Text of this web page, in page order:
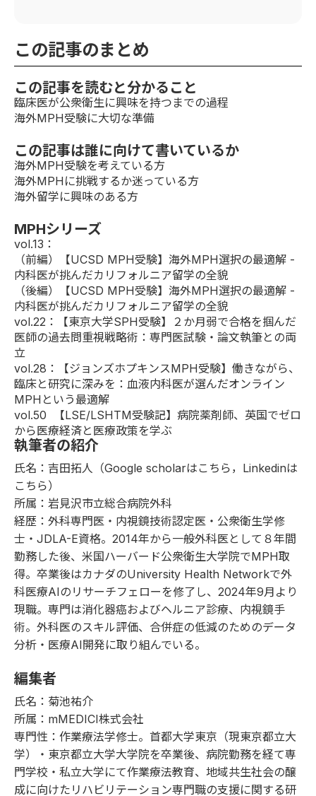
この記事のまとめ
この記事を読むと分かること
臨床医が公衆衛生に興味を持つまでの過程
海外MPH受験に大切な準備
この記事は誰に向けて書いているか
海外MPH受験を考えている方
海外MPHに挑戦するか迷っている方
海外留学に興味のある方
MPHシリーズ
vol.13：
（前編）
【UCSD MPH受験】海外MPH選択の最適解 -
内科医が挑んだカリフォルニア留学の全貌
（後編）
【UCSD MPH受験】海外MPH選択の最適解 -
内科医が挑んだカリフォルニア留学の全貌
vol.22 ：【東京大学SPH受験】２か月弱で合格を掴んだ
医師の過去問重視戦略術：専門医試験・論文執筆との両
立
vol.28 ：【ジョンズホプキンスMPH受験】働きながら、
臨床と研究に深みを：血液内科医が選んだオンライン
MPHという最適解
vol.50 【LSE/LSHTM受験記】病院薬剤師、英国でゼロ
から医療経済と医療政策を学ぶ
執筆者の紹介
氏名：吉田拓人（Google scholarは こちら ，Linkedinは
こちら）
所属：岩見沢市立総合病院外科
経歴：外科専門医・内視鏡技術認定医・公衆衛生学修
士・JDLA-E資格。2014年から一般外科医として８年間
勤務した後、米国ハーバード公衆衛生大学院でMPH取
得。卒業後はカナダのUniversity Health Networkで外
科医療AIのリサーチフェローを修了し、2024年9月より
現職。専門は消化器癌およびヘルニア診療、内視鏡手
術。外科医のスキル評価、合併症の低減のためのデータ
分析・医療AI開発に取り組んでいる。
編集者
氏名：菊池祐介
所属：mMEDICI株式会社
専門性：作業療法学修士。首都大学東京（現東京都立大
学）・東京都立大学大学院を卒業後、病院勤務を経て専
門学校・私立大学にて作業療法教育、地域共生社会の醸
成に向けたリハビリテーション専門職の支援に関する研